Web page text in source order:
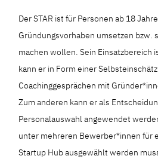
Der STAR ist für Personen ab 18
Gründungsvorhaben umsetzen bzw.
machen wollen. Sein Einsatzbereich
kann er in Form einer
Coachinggesprächen mit
Zum anderen kann er als
Personalauswahl angewendet
unter mehreren Bewerber*innen für
Startup Hub ausgewählt werden